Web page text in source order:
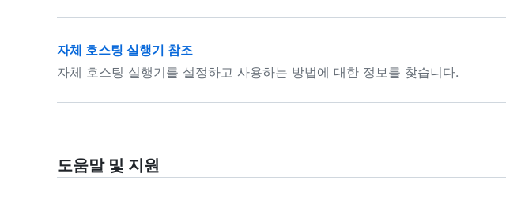
자체 호스팅 실행기 참조
자체 호스팅 실행기를 설정하고 사용하는 방법에 대한 정보를 찾습니다.
도움말 및 지원